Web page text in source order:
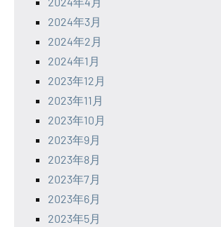
2024年3月
2024年2月
2024年1月
2023年12月
2023年11月
2023年10月
2023年9月
2023年8月
2023年7月
2023年6月
2023年5月